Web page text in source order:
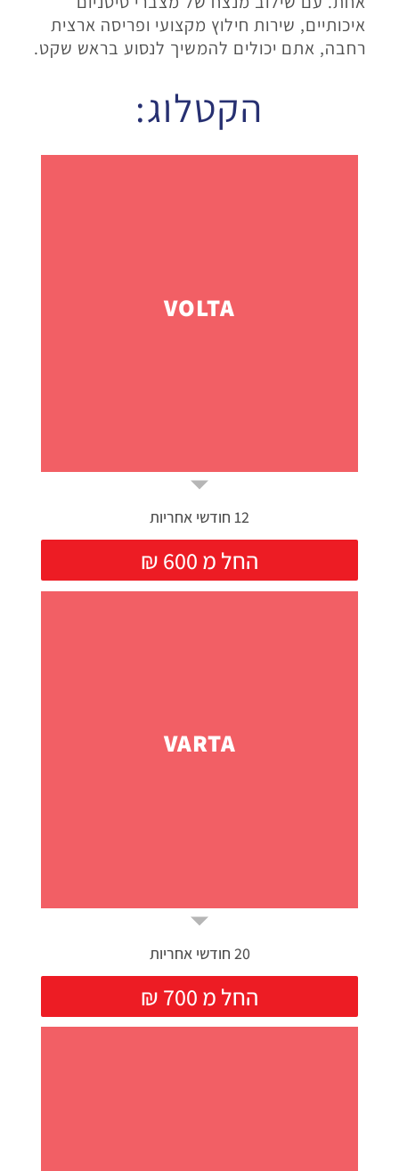
איכותיים, שירות חילוץ מקצועי ופריסה ארצית
רחבה, אתם יכולים להמשיך לנסוע בראש שקט.
הקטלוג:
VOLTA
12 חודשי אחריות
₪ החל מ 600
VARTA
20 חודשי אחריות
₪ החל מ 700